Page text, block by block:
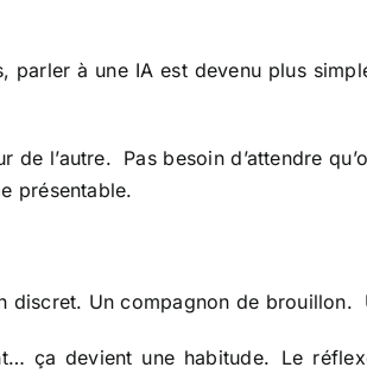
parler à une IA est devenu plus
de l’autre. Pas besoin d’attendre
présentable.
discret. Un compagnon de brouillon.
ça devient une habitude. Le